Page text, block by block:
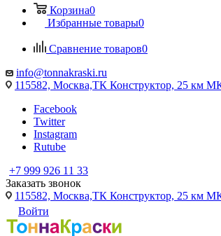
Корзина0
Избранные товары0
Сравнение товаров0
info@tonnakraski.ru
115582, Москва,ТК Конструктор, 25 км
Facebook
Twitter
Instagram
Rutube
+7 999 926 11 33
Заказать звонок
115582, Москва,ТК Конструктор, 25 км
Войти